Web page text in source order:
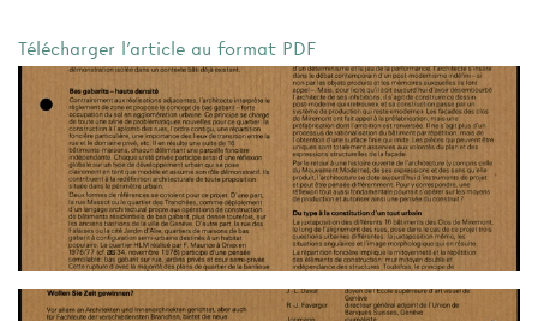
Télécharger l'article au format PDF